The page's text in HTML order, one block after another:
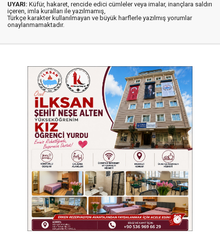
UYARI: Küfür, hakaret, rencide edici cümleler veya imalar, inançlara saldırı
içeren, imla kuralları ile yazılmamış,
Türkçe karakter kullanılmayan ve büyük harflerle yazılmış yorumlar
onaylanmamaktadır.